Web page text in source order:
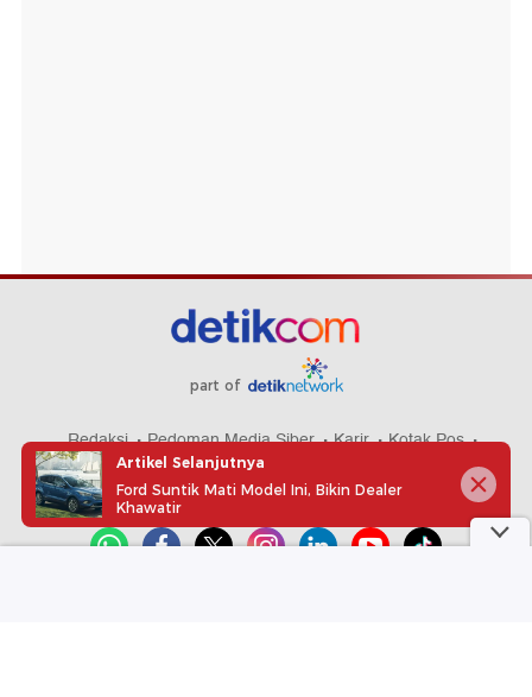
part of
Redaksi Pedoman Media Siber Karir
Kotak Pos
Info Iklan
Privacy Policy
Artikel Selanjutnya
Ford Suntik Mati Model Ini, Bikin Dealer
Khawatir